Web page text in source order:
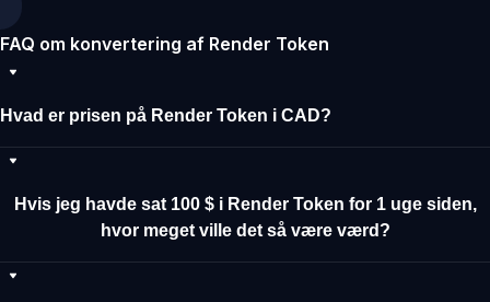
FAQ om konvertering af Render Token
Hvad er prisen på Render Token i CAD?
Hvis jeg havde sat 100 $ i Render Token for 1 uge siden,
hvor meget ville det så være værd?